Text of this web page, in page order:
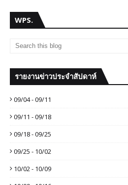
WPS.
รายงานข่าวประจำสัปดาห์
09/04 - 09/11
09/11 - 09/18
09/18 - 09/25
09/25 - 10/02
10/02 - 10/09